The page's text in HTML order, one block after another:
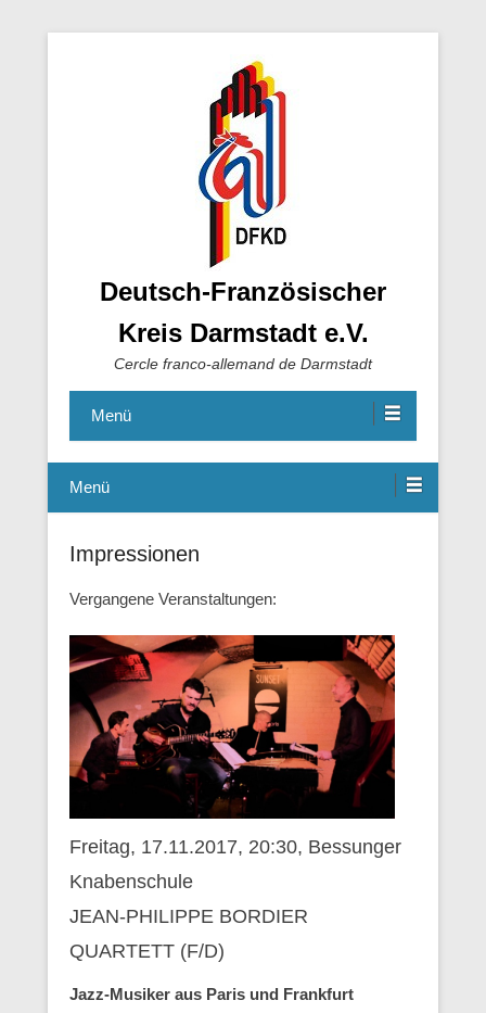
Deutsch-Französischer
Kreis Darmstadt e.V.
Cercle franco-allemand de Darmstadt
Menü
Menü
Impressionen
Vergangene Veranstaltungen:
Freitag, 17.11.2017, 20:30, Bessunger
Knabenschule
JEAN-PHILIPPE BORDIER
QUARTETT (F/D)
Jazz-Musiker aus Paris und Frankfurt